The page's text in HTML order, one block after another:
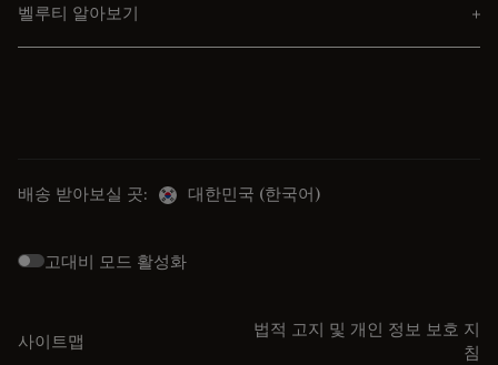
벨루티 알아보기
배송 받아보실 곳: 대한민국 (한국어)
고대비 모드 활성화
사이트맵
법적 고지 및 개인 정보 보호 지
침